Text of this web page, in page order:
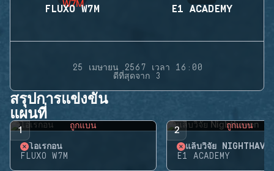
FLUXO W7M E1 ACADEMY
25 เมษายน 2567 เวลา 16:00
ดีที่สุดจาก 3
สรุปการแข่งขัน
แผนที่
1 ถูกแบน
โอเรกอน
FLUXO W7M
2 ถูกแบน
แล็บวิจัย
E1 ACADEMY